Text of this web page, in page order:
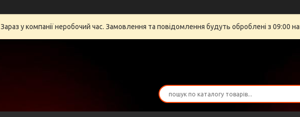
Зараз у компанії неробочий час. Замовлення та повідомлення будуть оброблені з 09:00